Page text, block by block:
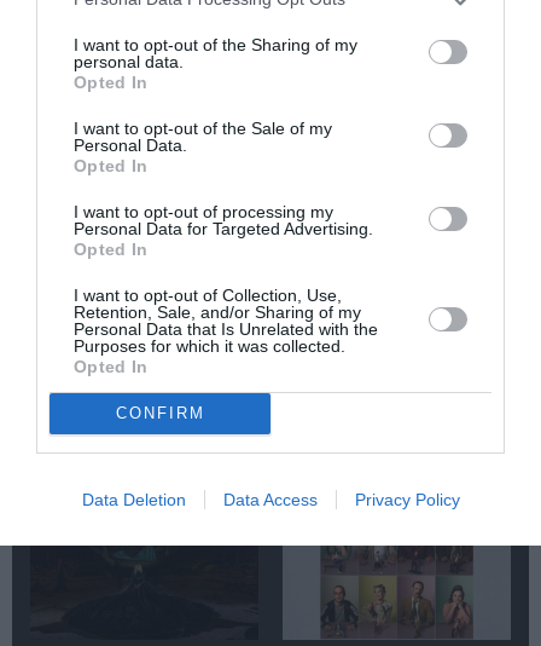
I want to opt-out of the Sharing of my
personal data.
Opted In
I want to opt-out of the Sale of my
Personal Data.
Opted In
I want to opt-out of processing my
Personal Data for Targeted Advertising.
Opted In
I want to opt-out of Collection, Use,
Retention, Sale, and/or Sharing of my
Personal Data that Is Unrelated with the
Purposes for which it was collected.
Opted In
CONFIRM
Data Deletion Data Access Privacy Policy
ΘΕΑΤΡΙΚΕΣ ΠΑΡΑΣΤΑΣΕΙΣ 2018 - 2019
Κάθε βδομάδα στο e-mail σας τα τελευταία νέα για
την Τέχνη και τον Πολιτισμό!
Ακολουθήστε το Culturenow.gr